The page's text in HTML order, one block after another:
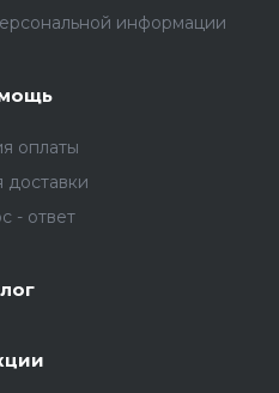
информации
оплаты
доставки
- ответ